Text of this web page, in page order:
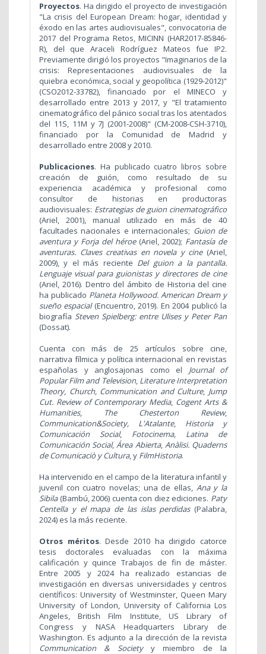
Proyectos. Ha dirigido el proyecto de investigación
"La crisis del European Dream: hogar, identidad y
éxodo en las artes audiovisuales", convocatoria de
2017 del Programa Retos, MICINN (HAR2017-85846-
R), del que Araceli Rodríguez Mateos fue IP2.
Previamente dirigió los proyectos "Imaginarios de la
crisis: Representaciones audiovisuales de la
quiebra económica, social y geopolítica (1929-2012)"
(CSO2012-33782), financiado por el MINECO y
desarrollado entre 2013 y 2017, y "El tratamiento
cinematográfico del pánico social tras los atentados
del 11S, 11M y 7J (2001-2008)" (CM-2008-CSH-3710),
financiado por la Comunidad de Madrid y
desarrollado entre 2008 y 2010.
Publicaciones. Ha publicado cuatro libros sobre
creación de guión, como resultado de su
experiencia académica y profesional como
consultor de historias en productoras
audiovisuales: Estrategias de guion cinematográfico
(Ariel, 2001), manual utilizado en más de 40
facultades nacionales e internacionales; Guion de
aventura y Forja del héroe(Ariel, 2002); Fantasía de
aventuras. Claves creativas en novela y cine (Ariel,
2009), y el más reciente Del guion a la pantalla.
Lenguaje visual para guionistas y directores de cine
(Ariel, 2016). Dentro del ámbito de Historia del cine
ha publicado Planeta Hollywood. American Dream y
sueño espacial(Encuentro, 2019). En 2004 publicó la
biografía Steven Spielberg: entre Ulises y Peter Pan
(Dossat).
Cuenta con más de 25 artículos sobre cine,
narrativa fílmica y política internacional en revistas
españolas y anglosajonas como el Journal of
Popular Film and Television, Literature Interpretation
Theory, Church, Communication and Culture, Jump
Cut. Review of Contemporary Media, Cogent Arts &
Humanities, The Chesterton Review,
Communication&Society,
L'Atalante, Historia y
Comunicación Social, Fotocinema, Latina de
Comunicación Social,Área Abierta, Anàlisi. Quaderns
de Comunicaciò y Cultura, y FilmHistoria.
Ha intervenido en el campo de la literatura infantil y
juvenil con cuatro novelas; una de ellas, Ana y la
Sibila(Bambú, 2006) cuenta con diez ediciones. Paty
Centella y el mapa de las islas perdidas(Palabra,
2024) es la más reciente.
Otros méritos. Desde 2010 ha dirigido catorce
tesis doctorales evaluadas con la máxima
calificación y quince Trabajos de fin de máster.
Entre 2005 y 2024 ha realizado estancias de
investigación en diversas universidades y centros
científicos: University of Westminster, Queen Mary
University of London, University of California Los
Angeles, British Film Institute, US Library of
Congress y NASA Headquarters Library de
Washington. Es adjunto a la dirección de la revista
Communication & Society ymiembro de la